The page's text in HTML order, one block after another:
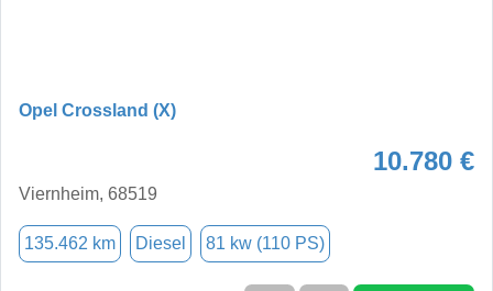
Opel Crossland (X)
10.780 €
Viernheim, 68519
135.462 km Diesel 81 kw (110 PS)